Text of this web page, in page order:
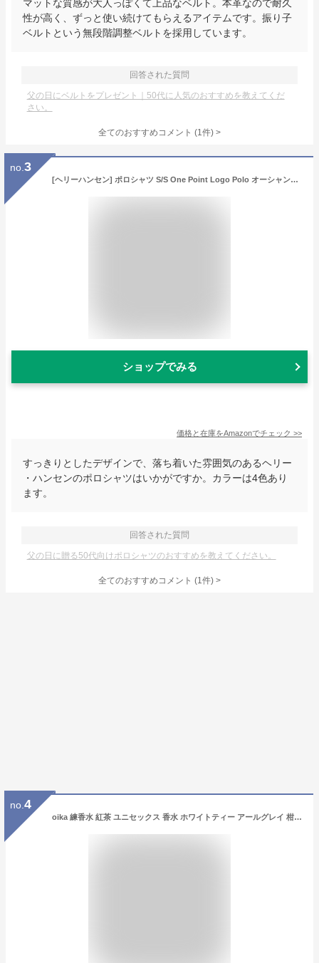
マットな質感が大人っぽくて上品なベルト。本革なので耐久
性が高く、ずっと使い続けてもらえるアイテムです。振り子
ベルトという無段階調整ベルトを採用しています。
回答された質問
父の日にベルトをプレゼント｜50代に人気のおすすめを教えてくだ
さい。
全てのおすすめコメント (1件) >
no. 3
[ヘリーハンセン] ポロシャツ S/S One Point Logo Polo オーシャンネイビー M
ショップでみる
価格と在庫をAmazonでチェック >>
すっきりとしたデザインで、落ち着いた雰囲気のあるヘリー
・ハンセンのポロシャツはいかがですか。カラーは4色あり
ます。
回答された質問
父の日に贈る50代向けポロシャツのおすすめを教えてください。
全てのおすすめコメント (1件) >
no. 4
oika 練香水 紅茶 ユニセックス 香水 ホワイトティー アールグレイ 柑橘系 ローズ 爽やか フローラル フルーティー 甘い レディース メンズ (ブラックティー)